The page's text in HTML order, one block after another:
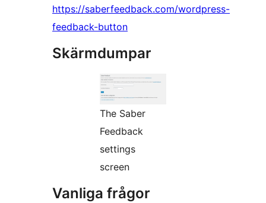
https://saberfeedback.com/wordpress-
feedback-button
Skärmdumpar
The Saber
Feedback
settings
screen
Vanliga frågor